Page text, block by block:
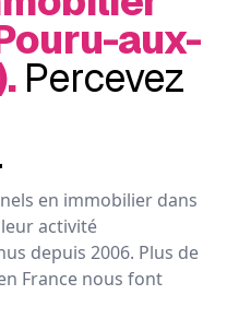
aux-
Percevez
en immobilier dans
activité
depuis 2006. Plus de
France nous font